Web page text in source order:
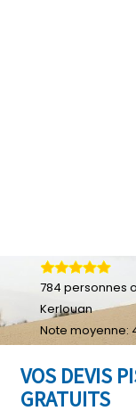
VOS DEVIS
GRATUITS
784 personnes
Kerlouan
Note moyenne: